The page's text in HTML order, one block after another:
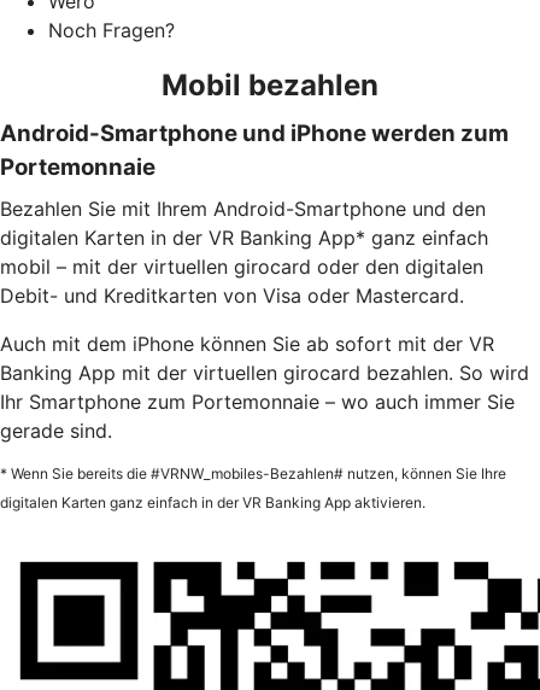
Noch Fragen?
Mobil bezahlen
Android-Smartphone und iPhone werden zum
Portemonnaie
Bezahlen Sie mit Ihrem Android-Smartphone und den
digitalen Karten in der VR Banking App* ganz einfach
mobil – mit der virtuellen girocard oder den digitalen
Debit- und Kreditkarten von Visa oder Mastercard.
Auch mit dem iPhone können Sie ab sofort mit der VR
Banking App mit der virtuellen girocard bezahlen. So wird
Ihr Smartphone zum Portemonnaie – wo auch immer Sie
gerade sind.
* Wenn Sie bereits die #VRNW_mobiles-Bezahlen# nutzen, können Sie Ihre
digitalen Karten ganz einfach in der VR Banking App aktivieren.